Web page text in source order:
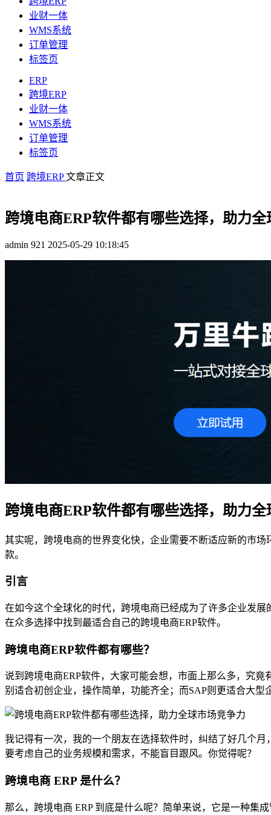
业财一体
WMS系统
订单管理
标签页
ERP
跨境ERP
业财一体
WMS系统
订单管理
标签页
首页 跨境ERP文章正文
跨境电商ERP软件都有哪些选择，助力
admin 921 2025-05-29 10:18:45
跨境电商ERP软件都有哪些选择，助力
其实呢，跨境电商的世界变化快，企业需要不断适应新的市
款。
引言
在如今这个全球化的时代，跨境电商已经成为了许多企业发
在众多选择中找到最适合自己的跨境电商ERP软件。
跨境电商ERP软件都有哪些？
说到跨境电商ERP软件，大家可能会想，市面上那么多，究
别适合初创企业，操作简单，功能齐全；而SAP则更适合大
我记得有一次，我的一个朋友在选择软件时，纠结了好几个
要考虑自己的业务规模和需求，不能盲目跟风。你觉得呢？
跨境电商 ERP 是什么？
那么，跨境电商 ERP 到底是什么呢？简单来说，它是一种集